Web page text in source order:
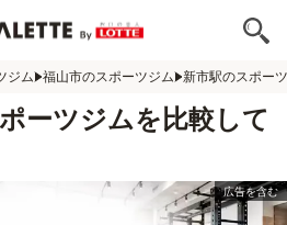
ジム 福山市のスポーツジム 新市駅のスポー
ーツジムを比較して